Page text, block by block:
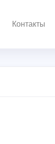
Контакты